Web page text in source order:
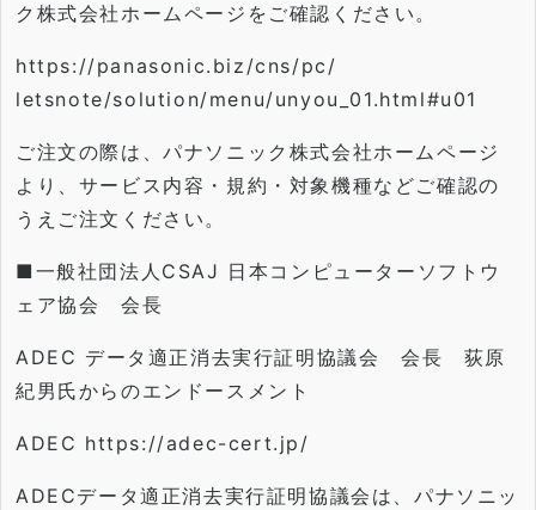
ク株式会社ホームページをご確認 ください。
https://panasonic.biz/cns/pc/
letsnote/solution/menu/unyou_ 01.html#u01
ご注文の際は、パナソニック株式会社ホームページ
より、 サービス内容・規約・対象機種などご確認の
うえご注文ください。
■一般社団法人CSAJ 日本コンピューターソフトウ
ェア協会 会長
ADEC データ適正消去実行証明協議会 会長 荻原
紀男氏からのエンドースメント
ADEC https://adec-cert.jp/
ADECデータ適正消去実行証明協議会は、 パナソニッ